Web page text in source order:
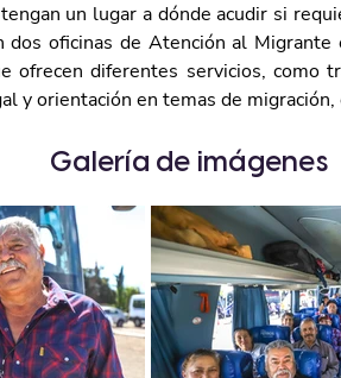
un lugar a dónde acudir si
dos oficinas de Atención al Migrante
ofrecen diferentes servicios, como
y orientación en temas de
Galería de imágenes